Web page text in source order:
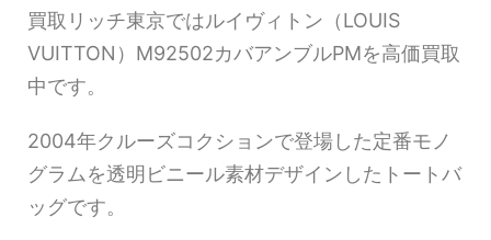
買取リッチ東京ではルイヴィトン（LOUIS
VUITTON）M92502カバアンブルPMを高価買取
中です。
2004年クルーズコクションで登場した定番モノ
グラムを透明ビニール素材デザインしたトートバ
ッグです。